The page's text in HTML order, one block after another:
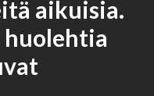
aikuisia.
huolehtia